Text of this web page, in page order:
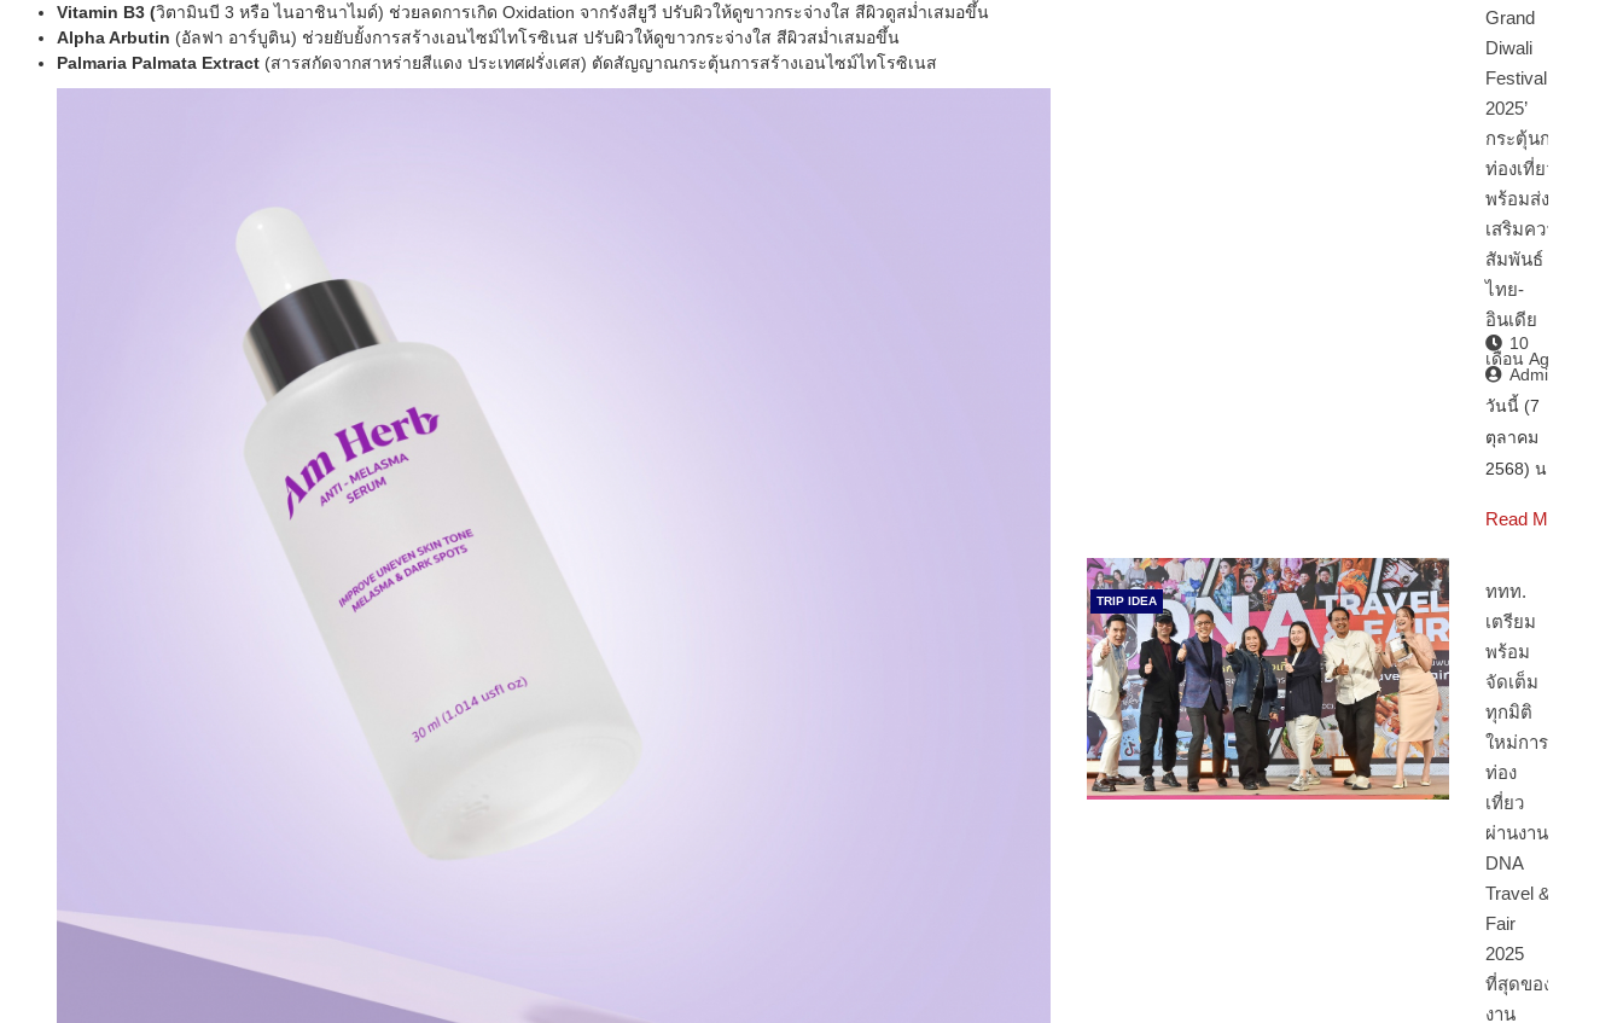
Vitamin B3 (วิตามินบี 3 หรือ ไนอาชินาไมด์) ช่วยลดการเกิด Oxidation จากรังสียูวี ปรับผิวให้ดูขาวกระจ่างใส สีผิวดูสม่ำเสมอขึ้น
Alpha Arbutin (อัลฟา อาร์บูติน) ช่วยยับยั้งการสร้างเอนไซม์ไทโรซิเนส ปรับผิวให้ดูขาวกระจ่างใส สีผิวสม่ำเสมอขึ้น
Palmaria Palmata Extract (สารสกัดจากสาหร่ายสีแดง ประเทศฝรั่งเศส) ตัดสัญญาณกระตุ้นการสร้างเอนไซม์ไทโรซิเนส
Grand
Diwali
Festival
2025’
กระตุ้นการ
ท่องเที่ยว
พร้อมส่ง
เสริมความ
สัมพันธ์
ไทย-
อินเดีย
10
เดือน Ago
Admin2
วันนี้ (7
ตุลาคม
2568) นา…
Read More
TRIP IDEA
ททท.
เตรียม
พร้อม
จัดเต็ม
ทุกมิติ
ใหม่การ
ท่อง
เที่ยว
ผ่านงาน
DNA
Travel &
Fair
2025
ที่สุดของ
งาน